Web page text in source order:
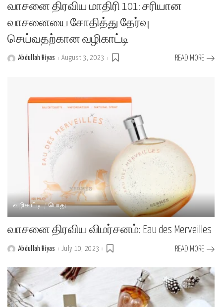
வாசனை திரவிய மாதிரி 101: சரியான
வாசனையை சோதித்து தேர்வு
செய்வதற்கான வழிகாட்டி
PostedAbdullah Riyas August 3, 2023 READ MORE
வழிகாட்டி பொது
வாசனை திரவிய விமர்சனம்: Eau des Merveilles
PostedAbdullah Riyas July 10, 2023 READ MORE